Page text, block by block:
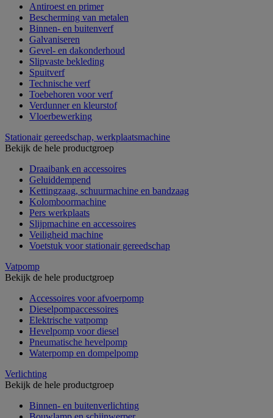
Antiroest en primer
Bescherming van metalen
Binnen- en buitenverf
Galvaniseren
Gevel- en dakonderhoud
Slipvaste bekleding
Spuitverf
Technische verf
Toebehoren voor verf
Verdunner en kleurstof
Vloerbewerking
Stationair gereedschap, werkplaatsmachine
Bekijk de hele productgroep
Draaibank en accessoires
Geluiddempend
Kettingzaag, schuurmachine en bandzaag
Kolomboormachine
Pers werkplaats
Slijpmachine en accessoires
Veiligheid machine
Voetstuk voor stationair gereedschap
Vatpomp
Bekijk de hele productgroep
Accessoires voor afvoerpomp
Dieselpompaccessoires
Elektrische vatpomp
Hevelpomp voor diesel
Pneumatische hevelpomp
Waterpomp en dompelpomp
Verlichting
Bekijk de hele productgroep
Binnen- en buitenverlichting